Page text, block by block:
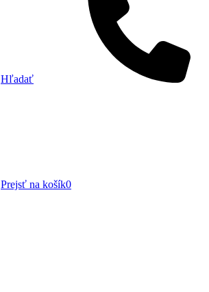
Hľadať
Prejsť na košík0